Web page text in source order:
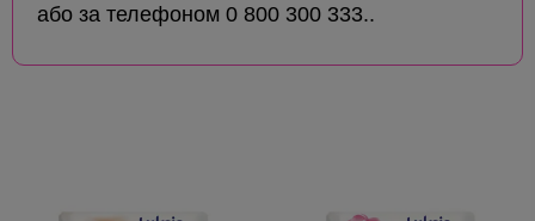
або за телефоном 0 800 300 333..